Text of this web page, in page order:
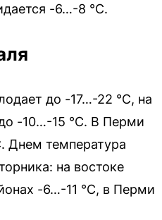
-6…-8 °С.
до -17…-22 °С, на
-10…-15 °С. В Перми
Днем температура
на востоке
-6…-11 °С, в Перми